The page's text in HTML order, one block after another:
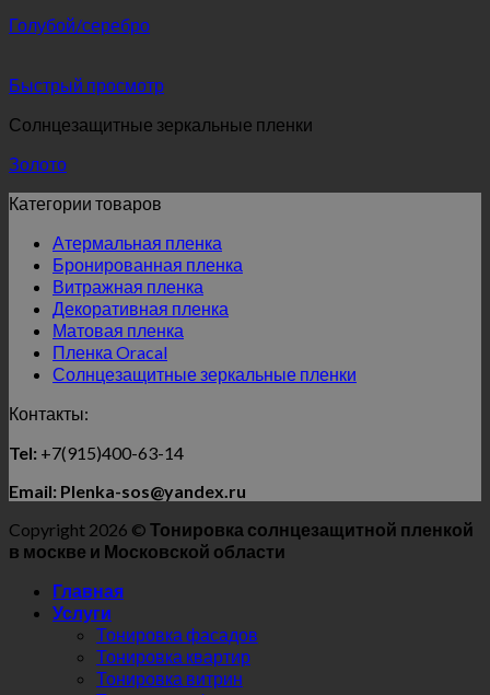
Голубой/серебро
Быстрый просмотр
Солнцезащитные зеркальные пленки
Золото
Категории товаров
Атермальная пленка
Бронированная пленка
Витражная пленка
Декоративная пленка
Матовая пленка
Пленка Oracal
Солнцезащитные зеркальные пленки
Контакты:
Tel: +7(915)400-63-14
Email: Plenka-sos@yandex.ru
Copyright 2026 © Тонировка солнцезащитной пленкой
в москве и Московской области
Главная
Услуги
Тонировка фасадов
Тонировка квартир
Тонировка витрин